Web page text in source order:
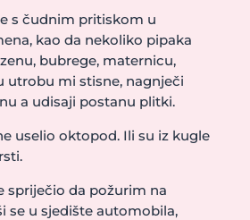
s čudnim pritiskom u
kao da nekoliko pipaka
bubrege, maternicu,
utrobu mi stisne, nagnječi
a udisaji postanu plitki.
uselio oktopod. Ili su iz kugle
spriječio da požurim na
se u sjedište automobila,